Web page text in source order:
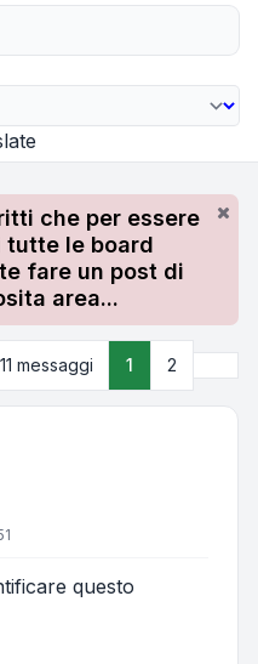
che per essere
le board
fare un post di
area...
11 messaggi 1 2
questo